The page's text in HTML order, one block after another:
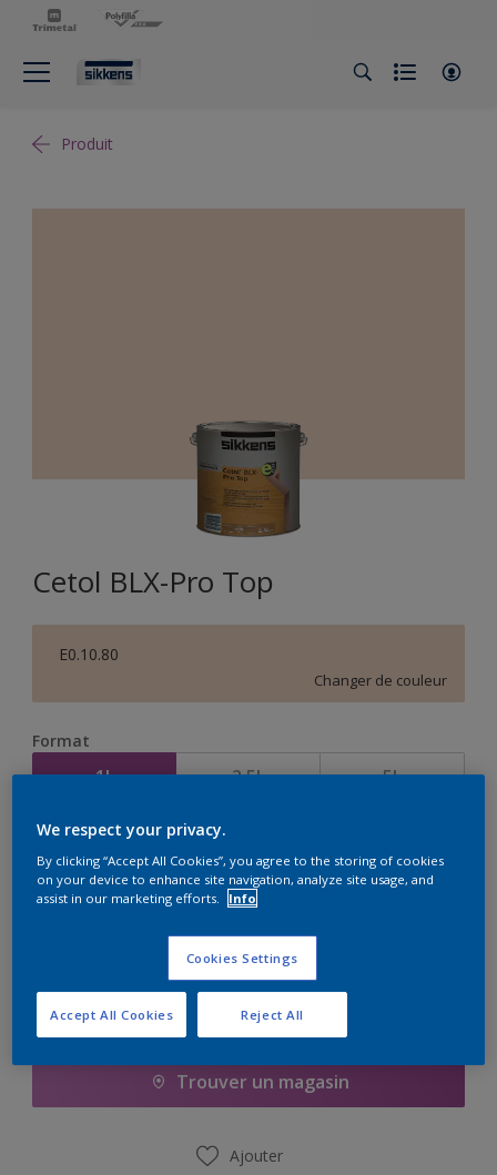
Produit
Cetol BLX-Pro Top
E0.10.80
Changer de couleur
Format
1L 2,5L 5L
Quantité Calculateur de peinture
Calculer
Ajouter à la liste d’achats
Trouver un magasin
Ajouter
We respect your privacy.
By clicking “Accept All Cookies”, you agree to the storing of cookies
on your device to enhance site navigation, analyze site usage, and
assist in our marketing efforts.
Info
Cookies Settings
Reject All
Accept All Cookies